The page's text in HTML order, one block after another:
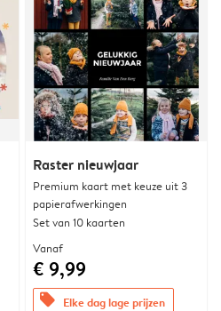
Raster nieuwjaar
Premium kaart met keuze uit 3
papierafwerkingen
Set van 10 kaarten
Vanaf
€ 9,99
offers Elke dag lage prijzen